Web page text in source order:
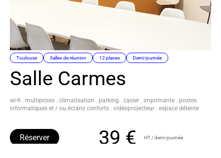
Toulouse Salles de réunion 12 places Demi-journée
Salle Carmes
wi-fi . multiprises . climatisation . parking . casier . imprimante . postes
informatiques et / ou écrans conforts . vidéoprojecteur . espace détente
39 € HT / demi-journée
Réserver